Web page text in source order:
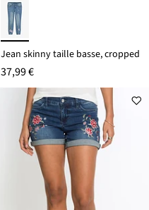
Jean skinny taille basse, cropped
37,99 €